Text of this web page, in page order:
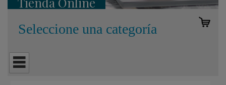
Seleccione una categoría